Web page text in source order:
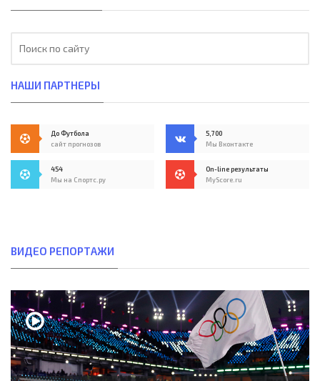
НАШИ ПАРТНЕРЫ
До Футбола
сайт прогнозов
5,700
Мы Вконтакте
454
Мы на Спортс.ру
On-line результаты
MyScore.ru
ВИДЕО РЕПОРТАЖИ